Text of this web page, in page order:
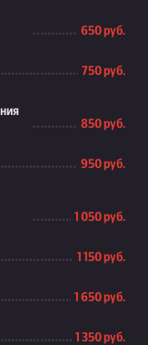
650 руб.
750 руб.
850 руб.
950 руб.
1 050 руб.
1 150 руб.
1 650 руб.
1 350 руб.